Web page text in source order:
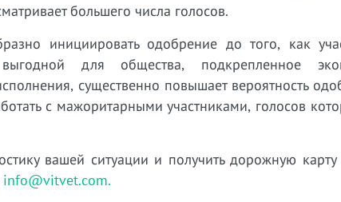
большего числа голосов.
инициировать одобрение до того, как
для общества, подкрепленное
существенно повышает вероятность
с мажоритарными участниками, голосов
вашей ситуации и получить дорожную
info@vitvet.com.